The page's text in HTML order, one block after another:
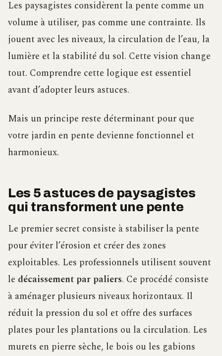
Les paysagistes considèrent la pente comme un
volume à utiliser, pas comme une contrainte. Ils
jouent avec les niveaux, la circulation de l’eau, la
lumière et la stabilité du sol. Cette vision change
tout. Comprendre cette logique est essentiel
avant d’adopter leurs astuces.
Mais un principe reste déterminant pour que
votre jardin en pente devienne fonctionnel et
harmonieux.
Les 5 astuces de paysagistes
qui transforment une pente
Le premier secret consiste à stabiliser la pente
pour éviter l’érosion et créer des zones
exploitables. Les professionnels utilisent souvent
le décaissement par paliers. Ce procédé consiste
à aménager plusieurs niveaux horizontaux. Il
réduit la pression du sol et offre des surfaces
plates pour les plantations ou la circulation. Les
murets en pierre sèche, le bois ou les gabions